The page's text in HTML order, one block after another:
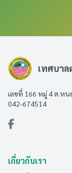
เทศบา
เลขที่ 166 หมู่ 4 ต.หน
042-674514
เกี่ยวกับเรา